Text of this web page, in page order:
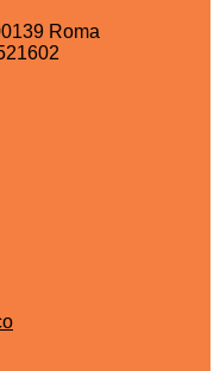
Roma